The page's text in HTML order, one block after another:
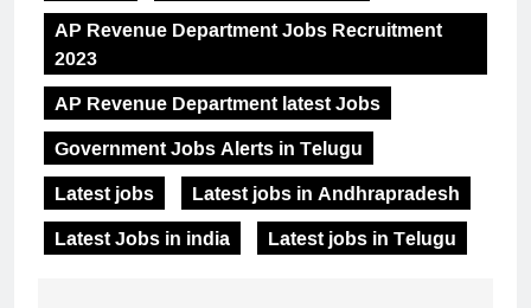
AP Revenue Department Jobs Recruitment
2023
AP Revenue Department latest Jobs
Government Jobs Alerts in Telugu
Latest jobs
Latest jobs in Andhrapradesh
Latest Jobs in india
Latest jobs in Telugu